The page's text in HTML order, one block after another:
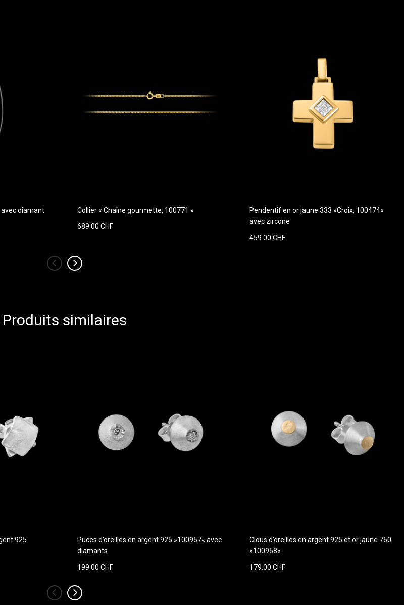
diamant
Collier « Chaîne gourmette, 100771 »
689.00 CHF
Pendentif en or jaune 333 »Croix, 100474«
avec zircone
459.00 CHF
‹ ›
Produits similaires
925
Puces d’oreilles en argent 925 »100957« avec
diamants
199.00 CHF
Clous d’oreilles en argent 925 et or jaune 750
»100958«
179.00 CHF
‹ ›